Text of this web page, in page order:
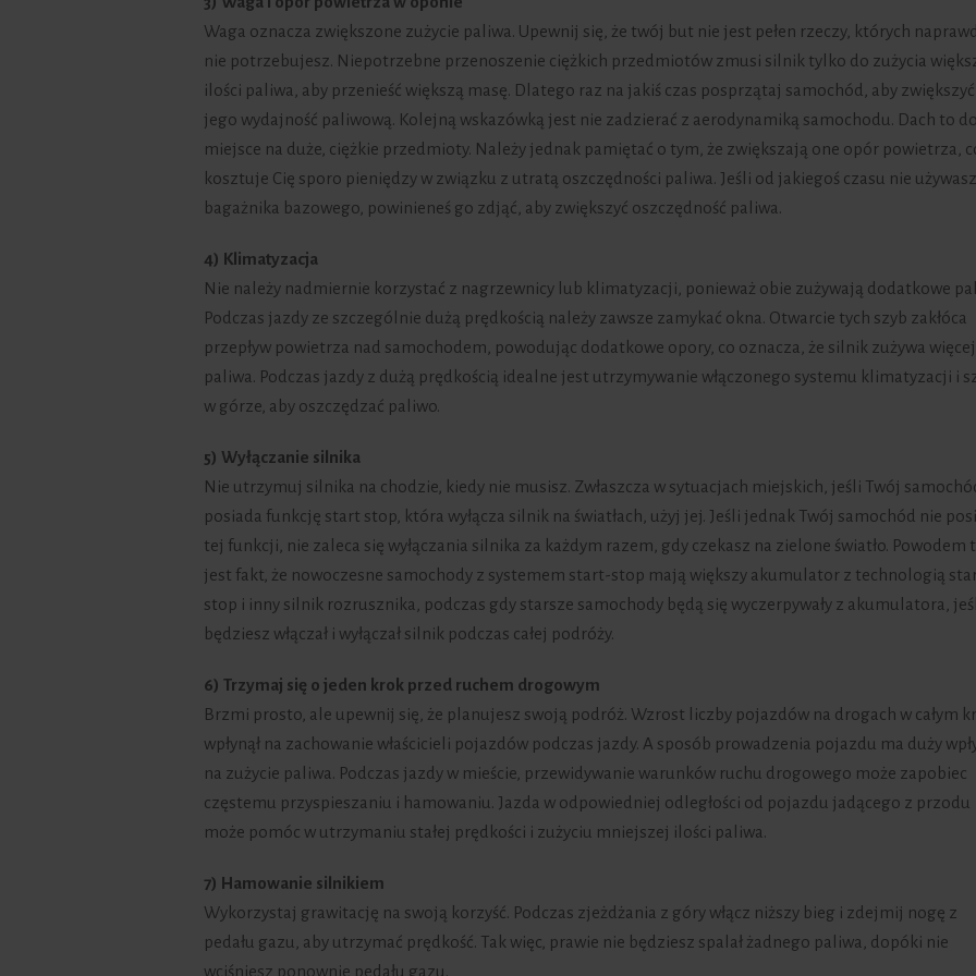
Waga oznacza zwiększone zużycie paliwa. Upewnij się, że twój but nie jest pełen rzeczy, których
nie potrzebujesz. Niepotrzebne przenoszenie ciężkich przedmiotów zmusi silnik tylko do zużycia
ilości paliwa, aby przenieść większą masę. Dlatego raz na jakiś czas posprzątaj samochód, aby zwiększyć
jego wydajność paliwową. Kolejną wskazówką jest nie zadzierać z aerodynamiką samochodu. Dach to
miejsce na duże, ciężkie przedmioty. Należy jednak pamiętać o tym, że zwiększają one opór powietrza,
kosztuje Cię sporo pieniędzy w związku z utratą oszczędności paliwa. Jeśli od jakiegoś czasu nie używasz
bagażnika bazowego, powinieneś go zdjąć, aby zwiększyć oszczędność paliwa.
4) Klimatyzacja
Nie należy nadmiernie korzystać z nagrzewnicy lub klimatyzacji, ponieważ obie zużywają dodatkowe
Podczas jazdy ze szczególnie dużą prędkością należy zawsze zamykać okna. Otwarcie tych szyb zakłóca
przepływ powietrza nad samochodem, powodując dodatkowe opory, co oznacza, że silnik zużywa więcej
paliwa. Podczas jazdy z dużą prędkością idealne jest utrzymywanie włączonego systemu klimatyzacji i
w górze, aby oszczędzać paliwo.
5) Wyłączanie silnika
Nie utrzymuj silnika na chodzie, kiedy nie musisz. Zwłaszcza w sytuacjach miejskich, jeśli Twój
posiada funkcję start stop, która wyłącza silnik na światłach, użyj jej. Jeśli jednak Twój samochód nie
tej funkcji, nie zaleca się wyłączania silnika za każdym razem, gdy czekasz na zielone światło. Powodem
jest fakt, że nowoczesne samochody z systemem start-stop mają większy akumulator z technologią
stop i inny silnik rozrusznika, podczas gdy starsze samochody będą się wyczerpywały z akumulatora,
będziesz włączał i wyłączał silnik podczas całej podróży.
6) Trzymaj się o jeden krok przed ruchem drogowym
Brzmi prosto, ale upewnij się, że planujesz swoją podróż. Wzrost liczby pojazdów na drogach w całym
wpłynął na zachowanie właścicieli pojazdów podczas jazdy. A sposób prowadzenia pojazdu ma duży
na zużycie paliwa. Podczas jazdy w mieście, przewidywanie warunków ruchu drogowego może zapobiec
częstemu przyspieszaniu i hamowaniu. Jazda w odpowiedniej odległości od pojazdu jadącego z przodu
może pomóc w utrzymaniu stałej prędkości i zużyciu mniejszej ilości paliwa.
7) Hamowanie silnikiem
Wykorzystaj grawitację na swoją korzyść. Podczas zjeżdżania z góry włącz niższy bieg i zdejmij nogę z
pedału gazu, aby utrzymać prędkość. Tak więc, prawie nie będziesz spalał żadnego paliwa, dopóki nie
wciśniesz ponownie pedału gazu.